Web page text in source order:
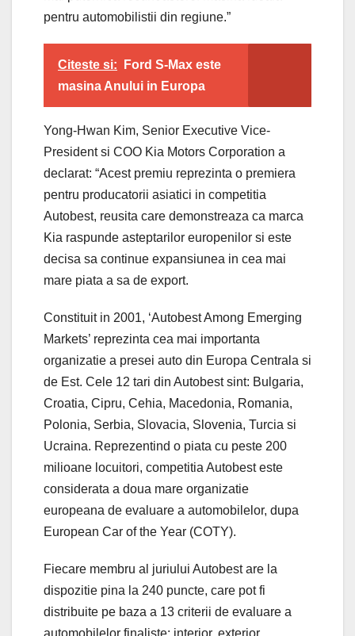
pentru automobilistii din regiune.”
Citeste si:
Ford S-Max este
masina Anului in Europa
Yong-Hwan Kim, Senior Executive Vice-
President si COO Kia Motors Corporation a
declarat: “Acest premiu reprezinta o premiera
pentru producatorii asiatici in competitia
Autobest, reusita care demonstreaza ca marca
Kia raspunde asteptarilor europenilor si este
decisa sa continue expansiunea in cea mai
mare piata a sa de export.
Constituit in 2001, ‘Autobest Among Emerging
Markets’ reprezinta cea mai importanta
organizatie a presei auto din Europa Centrala si
de Est. Cele 12 tari din Autobest sint: Bulgaria,
Croatia, Cipru, Cehia, Macedonia, Romania,
Polonia, Serbia, Slovacia, Slovenia, Turcia si
Ucraina. Reprezentind o piata cu peste 200
milioane locuitori, competitia Autobest este
considerata a doua mare organizatie
europeana de evaluare a automobilelor, dupa
European Car of the Year (COTY).
Fiecare membru al juriului Autobest are la
dispozitie pina la 240 puncte, care pot fi
distribuite pe baza a 13 criterii de evaluare a
automobilelor finaliste: interior, exterior,